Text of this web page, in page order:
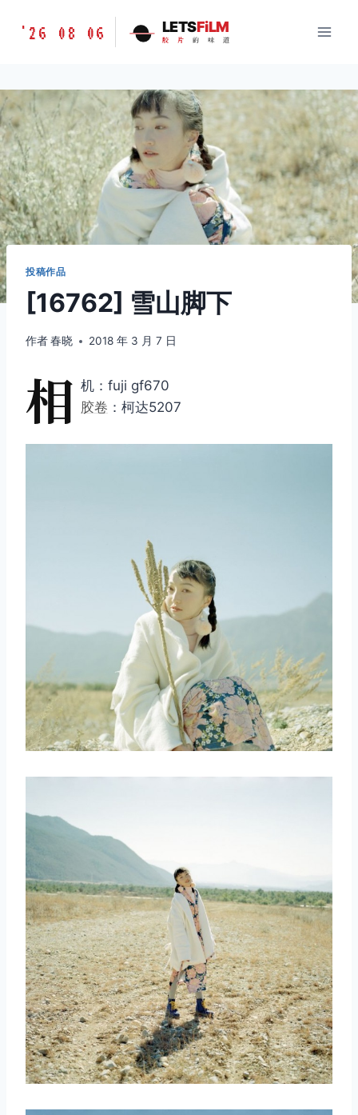
胶
味
道
LETSFILM
'26 08 06 LETSFiLM
胶 片 的 味 道
投稿作品
[16762] 雪山脚下
作者春晓 2018 年 3 月 7 日
相 机：fuji gf670
胶卷 ：柯达5207